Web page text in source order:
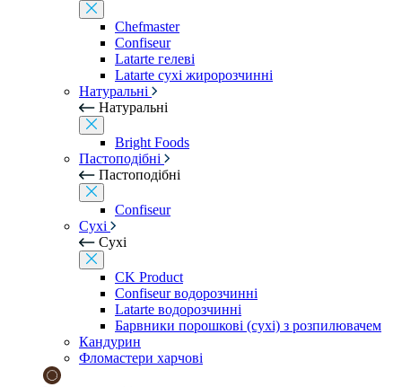
Chefmaster
Confiseur
Latarte гелеві
Latarte сухі жиророзчинні
Натуральні
Натуральні
Bright Foods
Пастоподібні
Пастоподібні
Confiseur
Сухі
Сухі
CK Product
Confiseur водорозчинні
Latarte водорозчинні
Барвники порошкові (сухі) з розпилювачем
Кандурин
Фломастери харчові